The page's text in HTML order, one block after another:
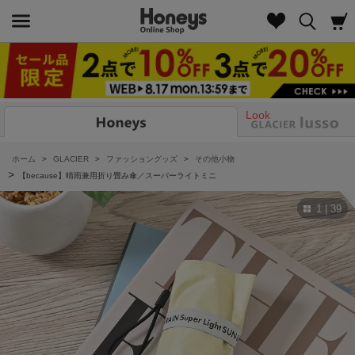
Look
ホーム > GLACIER > ファッショングッズ > その他小物
> 【because】晴雨兼用折り畳み傘／スーパーライトミニ
1 | 39